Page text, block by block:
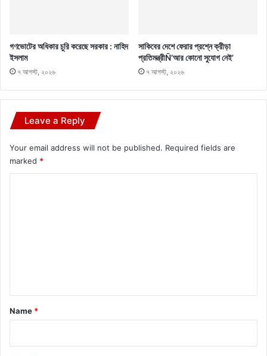
গণভোটের অধিকার চুরি করেছে সরকার : নাহিদ
ইসলাম
৭ আগস্ট, ২০২৬
সাকিবের দেশে ফেরার প্রশ্নে ক্রীড়া
প্রতিমন্ত্রীÑ‘আর কোনো সুযোগ নেই’
৭ আগস্ট, ২০২৬
Leave a Reply
Your email address will not be published. Required fields are
marked *
*
Name *